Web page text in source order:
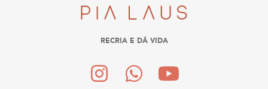
RECRIA E DÁ VIDA